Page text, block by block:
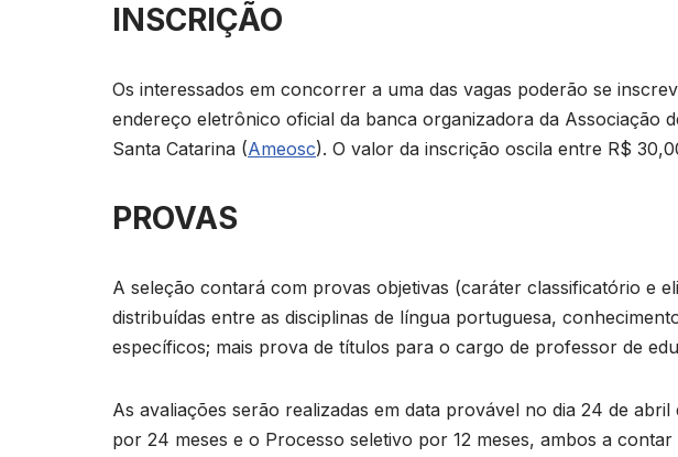
INSCRIÇÃO
Os interessados em concorrer a uma das vagas poderão se
endereço eletrônico oficial da banca organizadora da Associação
Santa Catarina (Ameosc). O valor da inscrição oscila entre R$
PROVAS
A seleção contará com provas objetivas (caráter classificatório e
distribuídas entre as disciplinas de língua portuguesa,
específicos; mais prova de títulos para o cargo de professor de
As avaliações serão realizadas em data provável no dia 24 de
por 24 meses e o Processo seletivo por 12 meses, ambos a